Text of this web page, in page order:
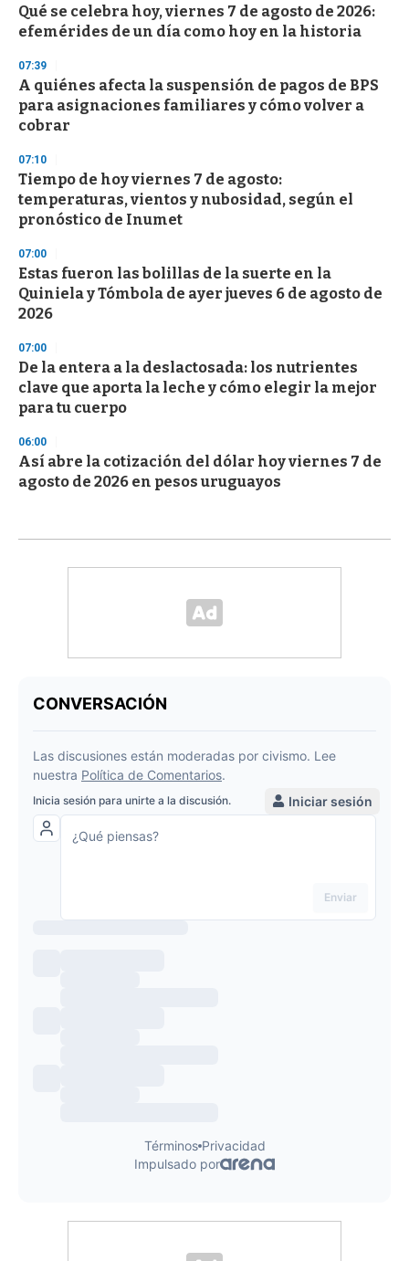
Qué se celebra hoy, viernes 7 de agosto de 2026:
efemérides de un día como hoy en la historia
07:39
A quiénes afecta la suspensión de pagos de BPS
para asignaciones familiares y cómo volver a
cobrar
07:10
Tiempo de hoy viernes 7 de agosto:
temperaturas, vientos y nubosidad, según el
pronóstico de Inumet
07:00
Estas fueron las bolillas de la suerte en la
Quiniela y Tómbola de ayer jueves 6 de agosto de
2026
07:00
De la entera a la deslactosada: los nutrientes
clave que aporta la leche y cómo elegir la mejor
para tu cuerpo
06:00
Así abre la cotización del dólar hoy viernes 7 de
agosto de 2026 en pesos uruguayos